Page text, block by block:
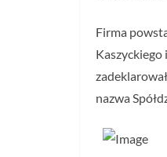
Firma
Kaszyckiego
nazwa